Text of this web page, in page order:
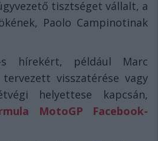
tisztséget vállalt, a
Paolo Campinotinak
s hírekért, például Marc
visszatérése vagy
helyettese kapcsán,
MotoGP Facebook-